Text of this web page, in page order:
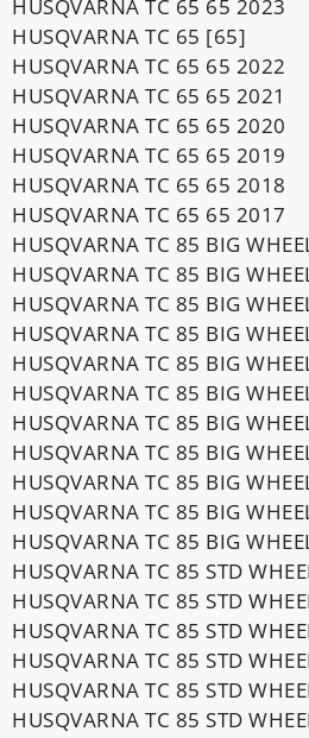
HUSQVARNA TC 65 65 2023
HUSQVARNA TC 65 [65]
HUSQVARNA TC 65 65 2022
HUSQVARNA TC 65 65 2021
HUSQVARNA TC 65 65 2020
HUSQVARNA TC 65 65 2019
HUSQVARNA TC 65 65 2018
HUSQVARNA TC 65 65 2017
HUSQVARNA TC 85 BIG
HUSQVARNA TC 85 BIG
HUSQVARNA TC 85 BIG
HUSQVARNA TC 85 BIG
HUSQVARNA TC 85 BIG
HUSQVARNA TC 85 BIG
HUSQVARNA TC 85 BIG
HUSQVARNA TC 85 BIG
HUSQVARNA TC 85 BIG
HUSQVARNA TC 85 BIG
HUSQVARNA TC 85 BIG
HUSQVARNA TC 85 STD
HUSQVARNA TC 85 STD
HUSQVARNA TC 85 STD
HUSQVARNA TC 85 STD
HUSQVARNA TC 85 STD
HUSQVARNA TC 85 STD